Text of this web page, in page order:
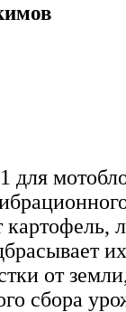
от
сбора